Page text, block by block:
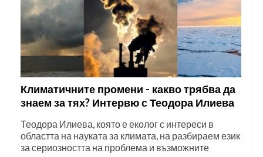
Климатичните промени - какво трябва да
знаем за тях? Интервю с Теодора Илиева
Теодора Илиева, която е еколог с интереси в
областта на науката за климата, на разбираем език
за сериозността на проблема и възможните